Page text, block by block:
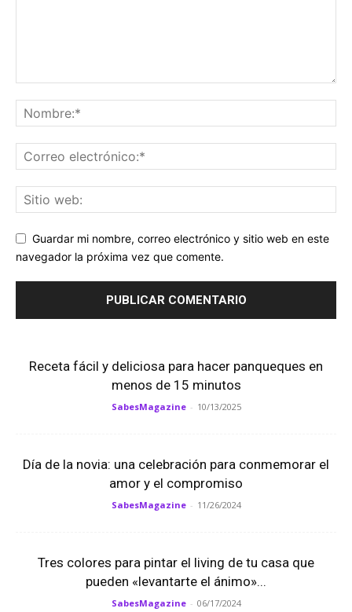
Guardar mi nombre, correo electrónico y sitio web en este
navegador la próxima vez que comente.
Receta fácil y deliciosa para hacer panqueques en
menos de 15 minutos
SabesMagazine - 10/13/2025
Día de la novia: una celebración para conmemorar el
amor y el compromiso
SabesMagazine - 11/26/2024
Tres colores para pintar el living de tu casa que
pueden «levantarte el ánimo»...
SabesMagazine - 06/17/2024